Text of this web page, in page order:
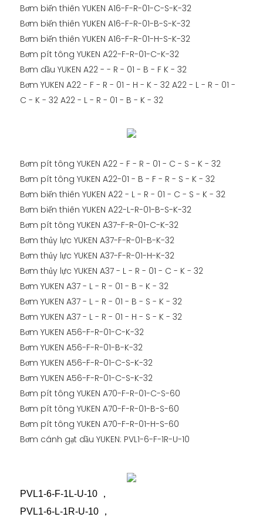
Bơm biến thiên YUKEN A16-F-R-01-C-S-K-32
Bơm biến thiên YUKEN A16-F-R-01-B-S-K-32
Bơm biến thiên YUKEN A16-F-R-01-H-S-K-32
Bơm pít tông YUKEN A22-F-R-01-C-K-32
Bơm dầu YUKEN A22 - - R - 01 - B - F K - 32
Bơm YUKEN A22 - F - R - 01 - H - K - 32 A22 - L - R - 01 -
C - K - 32 A22 - L - R - 01 - B - K - 32
Bơm pít tông YUKEN A22 - F - R - 01 - C - S - K - 32
Bơm pít tông YUKEN A22-01 - B - F - R - S - K - 32
Bơm biến thiên YUKEN A22 - L - R - 01 - C - S - K - 32
Bơm biến thiên YUKEN A22-L-R-01-B-S-K-32
Bơm pít tông YUKEN A37-F-R-01-C-K-32
Bơm thủy lực YUKEN A37-F-R-01-B-K-32
Bơm thủy lực YUKEN A37-F-R-01-H-K-32
Bơm thủy lực YUKEN A37 - L - R - 01 - C - K - 32
Bơm YUKEN A37 - L - R - 01 - B - K - 32
Bơm YUKEN A37 - L - R - 01 - B - S - K - 32
Bơm YUKEN A37 - L - R - 01 - H - S - K - 32
Bơm YUKEN A56-F-R-01-C-K-32
Bơm YUKEN A56-F-R-01-B-K-32
Bơm YUKEN A56-F-R-01-C-S-K-32
Bơm YUKEN A56-F-R-01-C-S-K-32
Bơm pít tông YUKEN A70-F-R-01-C-S-60
Bơm pít tông YUKEN A70-F-R-01-B-S-60
Bơm pít tông YUKEN A70-F-R-01-H-S-60
Bơm cánh gạt dầu YUKEN: PVL1-6-F-1R-U-10
PVL1-6-F-1L-U-10
，
PVL1-6-L-1R-U-10
，